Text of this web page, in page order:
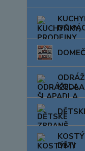
KOLA
DĚTI